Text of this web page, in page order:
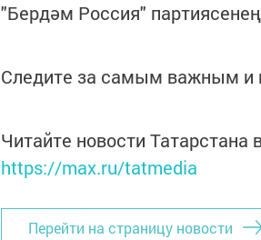
"Бердәм Россия"
Следите за самым важным и
Читайте новости
https://max.ru/tatmedia
Перейти на страницу новости